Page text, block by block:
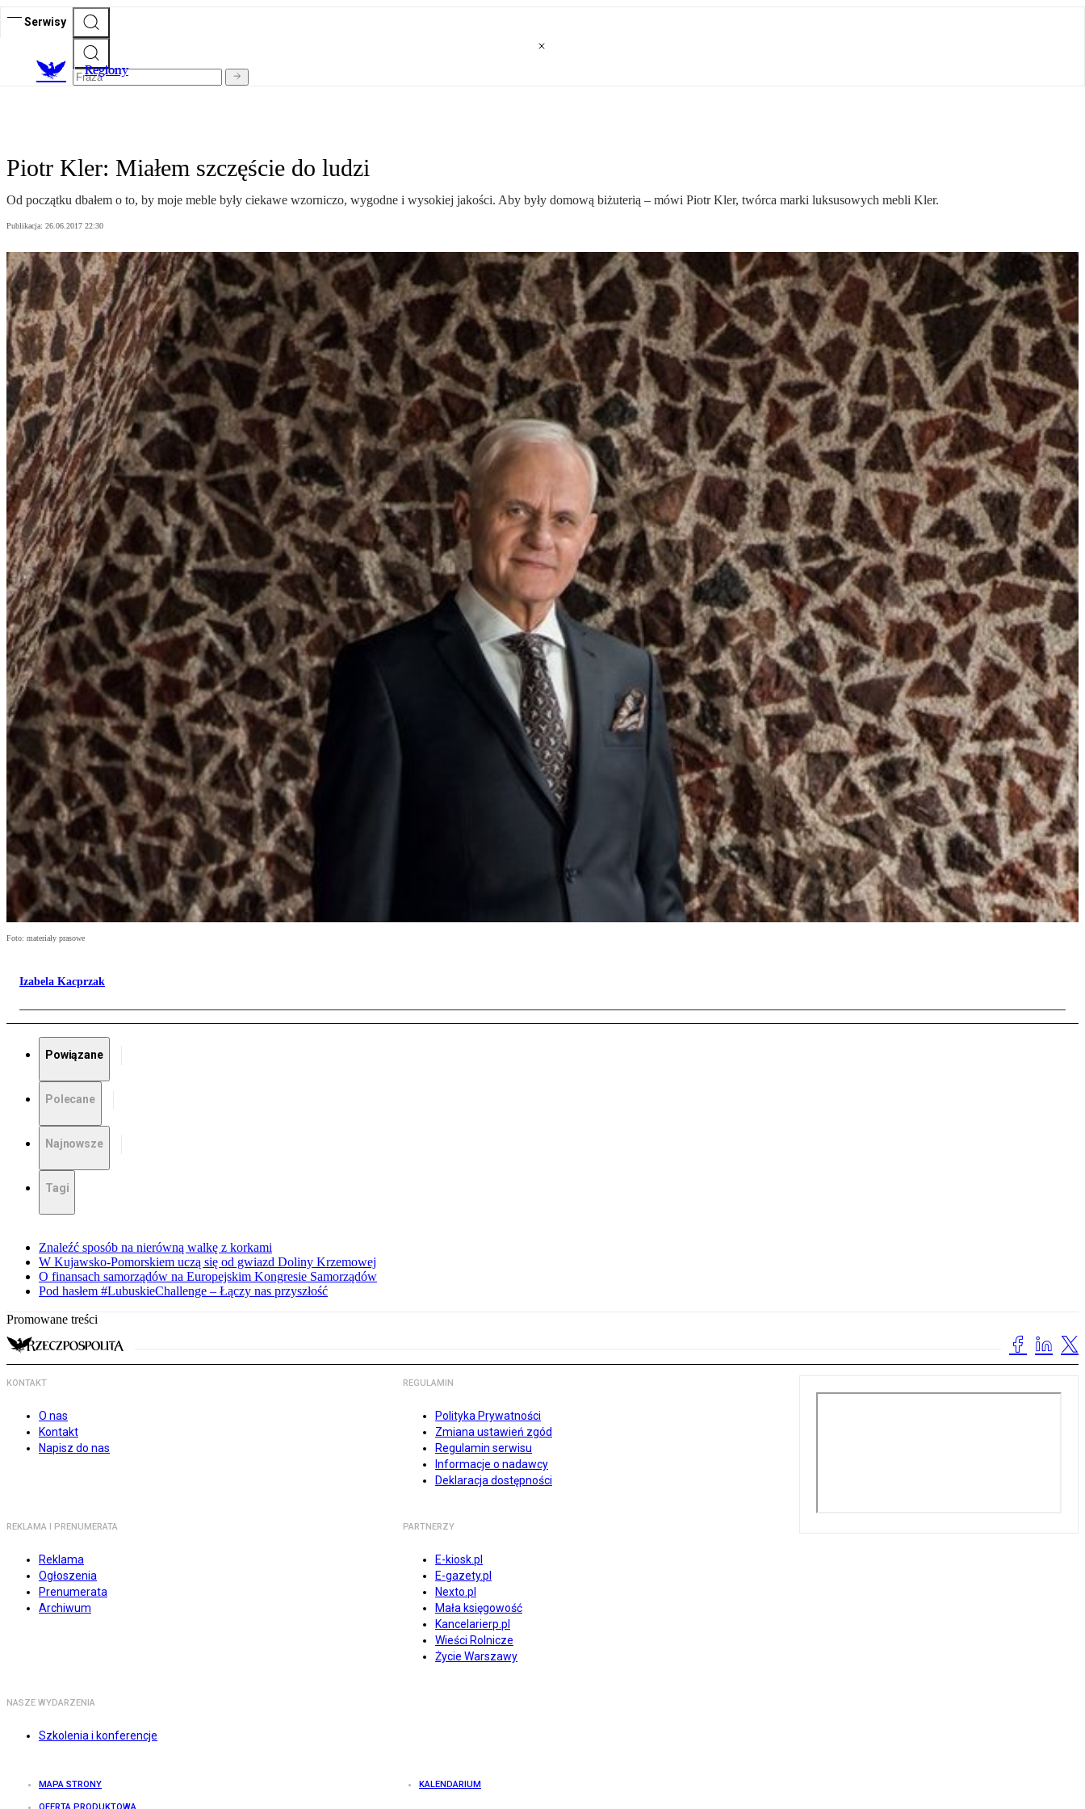
Serwisy
Regiony
Piotr Kler: Miałem szczęście do ludzi
Od początku dbałem o to, by moje meble były ciekawe wzorniczo, wygodne i wysokiej jakości. Aby były domową biżuterią – mówi Piotr Kler, twórca marki luksusowych mebli Kler.
Publikacja: 26.06.2017 22:30
Foto: materiały prasowe
Izabela Kacprzak
Powiązane
Polecane
Najnowsze
Tagi
Znaleźć sposób na nierówną walkę z korkami
W Kujawsko-Pomorskiem uczą się od gwiazd Doliny Krzemowej
O finansach samorządów na Europejskim Kongresie Samorządów
Pod hasłem #LubuskieChallenge – Łączy nas przyszłość
Promowane treści
KONTAKT
O nas
Kontakt
Napisz do nas
REGULAMIN
Polityka Prywatności
Zmiana ustawień zgód
Regulamin serwisu
Informacje o nadawcy
Deklaracja dostępności
REKLAMA I PRENUMERATA
Reklama
Ogłoszenia
Prenumerata
Archiwum
PARTNERZY
E-kiosk.pl
E-gazety.pl
Nexto.pl
Mała księgowość
Kancelarierp.pl
Wieści Rolnicze
Życie Warszawy
NASZE WYDARZENIA
Szkolenia i konferencje
MAPA STRONY KALENDARIUM